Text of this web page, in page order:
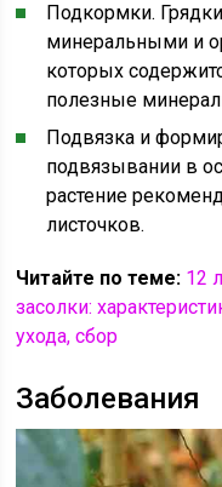
Подкормки.
минеральными и
которых
полезные
Подвязка и
подвязывании в
растение
листочков.
Читайте по теме: 12
засолки:
ухода, сбор
Заболевания